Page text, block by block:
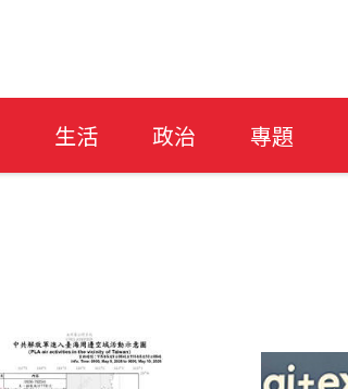
生活 政治 專題